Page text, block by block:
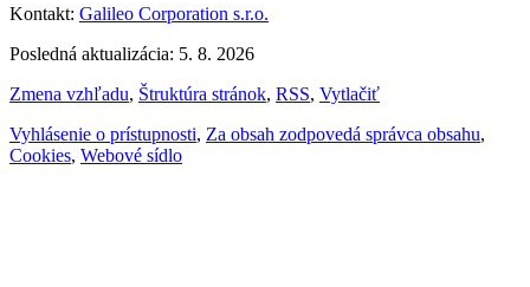
Kontakt: Galileo Corporation s.r.o.
Posledná aktualizácia: 5. 8. 2026
Zmena vzhľadu, Štruktúra stránok, RSS, Vytlačiť
Vyhlásenie o prístupnosti, Za obsah zodpovedá správca obsahu,
Cookies, Webové sídlo